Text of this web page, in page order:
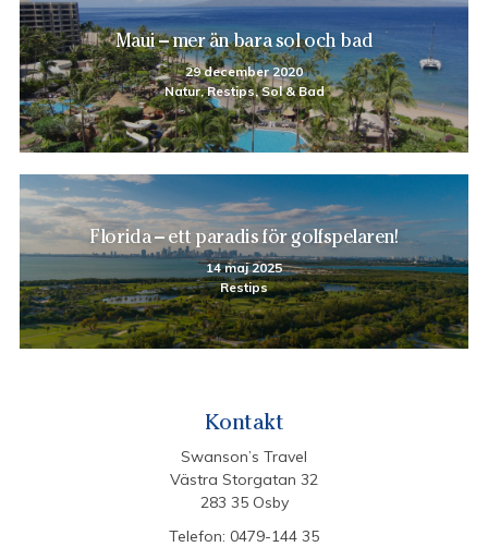
Maui – mer än bara sol och bad
29 december 2020
Natur, Restips, Sol & Bad
Florida – ett paradis för golfspelaren!
14 maj 2025
Restips
Kontakt
Swanson’s Travel
Västra Storgatan 32
283 35 Osby
Telefon: 0479-144 35